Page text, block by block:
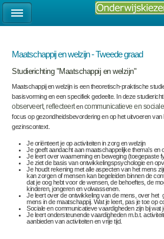
Maatschappij en welzijn - Tweede graad
Studierichting "Maatschappij en welzijn"
Maatschappij en welzijn is een theoretisch-praktische
basisvorming en een specifiek gedeelte. In deze
observeert, reflecteertencommunicatieve en
focus op gezondheidsbevordering en op het uitvoeren van
gezinscontext.
Je oriënteert je op activiteiten in zorg en welzijn
Je geeft aandacht aan maatschappelijke thema’s en
Je leert over waarneming en beweging (toegepaste
Je ziet de basis van ontwikkelingspsychologie en
Je houdt rekening met alle aspecten van het mens
kan zorgen of mensen kan begeleiden binnen de
dat je oog hebt voor de wensen, de behoeftes, de
kinderen, jongeren en volwassenen.
Je leert over de ontwikkeling van de mens, over het
mens in de maatschappij. Wat je leert, pas je toe op
Sociale en communicatieve vaardigheden zijn bij wat
Je leert ondersteunende vaardigheden m.b.t.
aanbieden van activiteiten en vrije tijd.